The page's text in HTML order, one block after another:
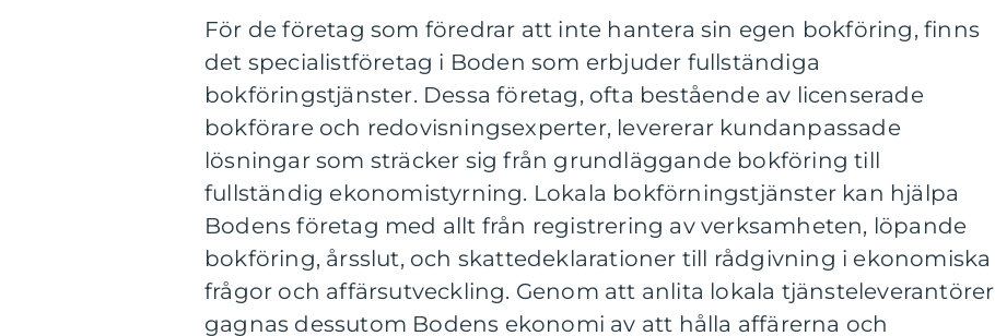
För de företag som föredrar att inte hantera sin egen bokföring, finns
det specialistföretag i Boden som erbjuder fullständiga
bokföringstjänster. Dessa företag, ofta bestående av licenserade
bokförare och redovisningsexperter, levererar kundanpassade
lösningar som sträcker sig från grundläggande bokföring till
fullständig ekonomistyrning. Lokala bokförningstjänster kan hjälpa
Bodens företag med allt från registrering av verksamheten, löpande
bokföring, årsslut, och skattedeklarationer till rådgivning i ekonomiska
frågor och affärsutveckling. Genom att anlita lokala tjänsteleverantörer
gagnas dessutom Bodens ekonomi av att hålla affärerna och